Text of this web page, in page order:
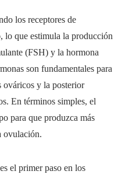
los receptores de
lo que estimula la producción
(FSH) y la hormona
son fundamentales para
y la posterior
En términos simples, el
para que produzca más
ovulación.
el primer paso en los